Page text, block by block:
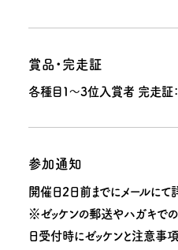
賞品・完走証
各種目１～3位入賞者 完走証
参加通知
開催日2日前までにメールにて
※ゼッケンの郵送やハガキで
日受付時にゼッケンと注意事項